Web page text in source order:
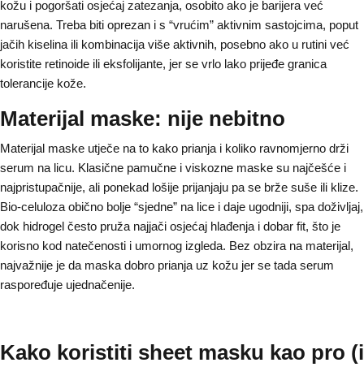
kožu i pogoršati osjećaj zatezanja, osobito ako je barijera već
narušena. Treba biti oprezan i s “vrućim” aktivnim sastojcima, poput
jačih kiselina ili kombinacija više aktivnih, posebno ako u rutini već
koristite retinoide ili eksfolijante, jer se vrlo lako prijeđe granica
tolerancije kože.
Materijal maske: nije nebitno
Materijal maske utječe na to kako prianja i koliko ravnomjerno drži
serum na licu. Klasične pamučne i viskozne maske su najčešće i
najpristupačnije, ali ponekad lošije prijanjaju pa se brže suše ili klize.
Bio-celuloza obično bolje “sjedne” na lice i daje ugodniji, spa doživljaj,
dok hidrogel često pruža najjači osjećaj hlađenja i dobar fit, što je
korisno kod natečenosti i umornog izgleda. Bez obzira na materijal,
najvažnije je da maska dobro prianja uz kožu jer se tada serum
raspoređuje ujednačenije.
Kako koristiti sheet masku kao pro (i